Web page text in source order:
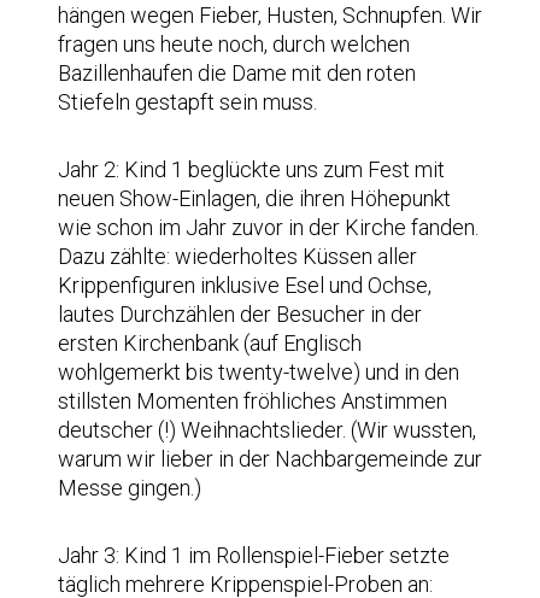
hängen wegen Fieber, Husten, Schnupfen. Wir
fragen uns heute noch, durch welchen
Bazillenhaufen die Dame mit den roten
Stiefeln gestapft sein muss.
Jahr 2: Kind 1 beglückte uns zum Fest mit
neuen Show-Einlagen, die ihren Höhepunkt
wie schon im Jahr zuvor in der Kirche fanden.
Dazu zählte: wiederholtes Küssen aller
Krippenfiguren inklusive Esel und Ochse,
lautes Durchzählen der Besucher in der
ersten Kirchenbank (auf Englisch
wohlgemerkt bis twenty-twelve) und in den
stillsten Momenten fröhliches Anstimmen
deutscher (!) Weihnachtslieder. (Wir wussten,
warum wir lieber in der Nachbargemeinde zur
Messe gingen.)
Jahr 3: Kind 1 im Rollenspiel-Fieber setzte
täglich mehrere Krippenspiel-Proben an: